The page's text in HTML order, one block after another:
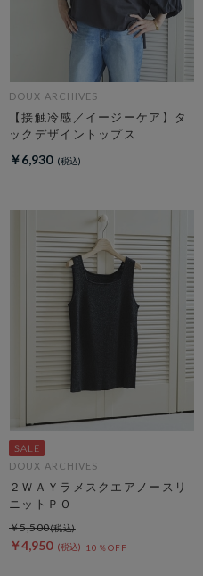
DOUX ARCHIVES
【接触冷感／イージーケア】タ
ックデザイントップス
￥6,930
DOUX ARCHIVES
２ＷＡＹラメスクエアノースリ
ニットＰＯ
￥4,950 10％OFF
￥5,500